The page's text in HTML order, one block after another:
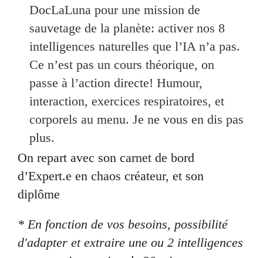
DocLaLuna pour une mission de
sauvetage de la planète: activer nos 8
intelligences naturelles que l’IA n’a pas.
Ce n’est pas un cours théorique, on
passe à l’action directe! Humour,
interaction, exercices respiratoires, et
corporels au menu. Je ne vous en dis pas
plus.
On repart avec son carnet de bord
d’Expert.e en chaos créateur, et son
diplôme
* En fonction de vos besoins, possibilité
d'adapter et extraire une ou 2 intelligences